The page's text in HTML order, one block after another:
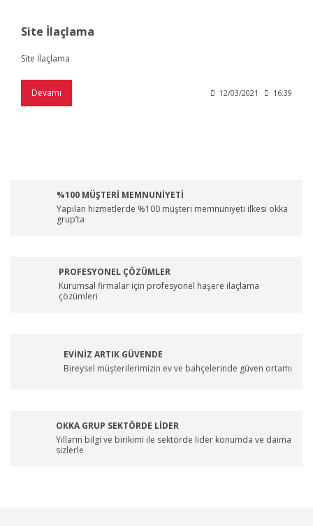
Site İlaçlama
Site İlaçlama
Devamı 12/03/2021 16:39
%100 MÜŞTERİ MEMNUNİYETİ
Yapılan hizmetlerde %100 müşteri memnuniyeti ilkesi okka
grup’ta
PROFESYONEL ÇÖZÜMLER
Kurumsal firmalar için profesyonel haşere ilaçlama
çözümleri
EVİNİZ ARTIK GÜVENDE
Bireysel müşterilerimizin ev ve bahçelerinde güven ortamı
OKKA GRUP SEKTÖRDE LİDER
Yılların bilgi ve birikimi ile sektörde lider konumda ve daima
sizlerle